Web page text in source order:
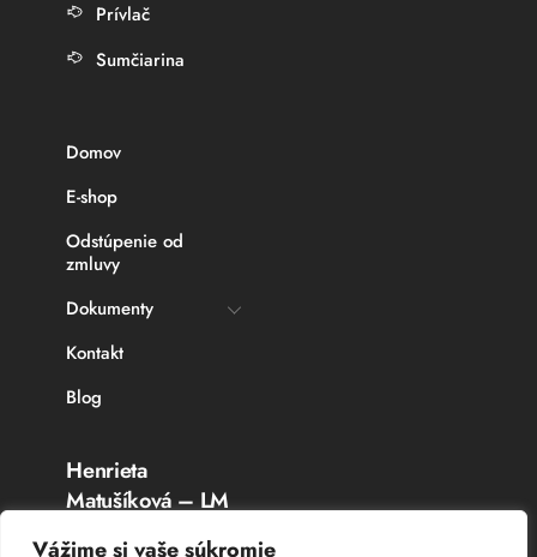
Vážime si vaše súkromie
Prívlač
Sumčiarina
Domov
E-shop
Odstúpenie od
zmluvy
Dokumenty
Kontakt
Blog
Henrieta
Matušíková – LM
Rybárske potreby